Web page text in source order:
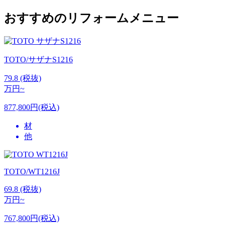
おすすめのリフォームメニュー
TOTO/サザナS1216
79.8 (税抜)
万円~
877,800円(税込)
材
他
TOTO/WT1216J
69.8 (税抜)
万円~
767,800円(税込)